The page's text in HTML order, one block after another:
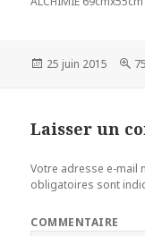
Publié
25 juin 2015
Laisser un
Votre adresse e-mail
obligatoires sont
COMMENTAIRE